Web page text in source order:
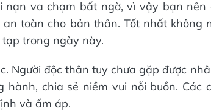
nạn va chạm bất ngờ, vì vậy bạn nên
toàn cho bản thân. Tốt nhất không
trong ngày này.
Người độc thân tuy chưa gặp được
chia sẻ niềm vui nỗi buồn. Các
và ấm áp.